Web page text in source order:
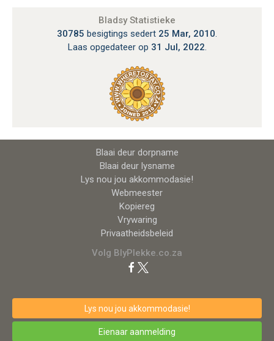
Bladsy Statistieke
30785 besigtings sedert 25 Mar, 2010.
Laas opgedateer op 31 Jul, 2022.
Blaai deur dorpname
Blaai deur lysname
Lys nou jou akkommodasie!
Webmeester
Kopiereg
Vrywaring
Privaatheidsbeleid
Volg BlyPlekke.co.za
Lys nou jou akkommodasie!
Eienaar aanmelding